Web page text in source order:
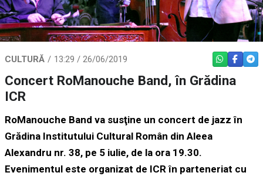
CULTURĂ 13:29 / 26/06/2019 WHATSAPP
Concert RoManouche Band, în Grădina
ICR
RoManouche Band va susţine un concert de jazz în
Grădina Institutului Cultural Român din Aleea
Alexandru nr. 38, pe 5 iulie, de la ora 19.30.
Evenimentul este organizat de ICR în parteneriat cu